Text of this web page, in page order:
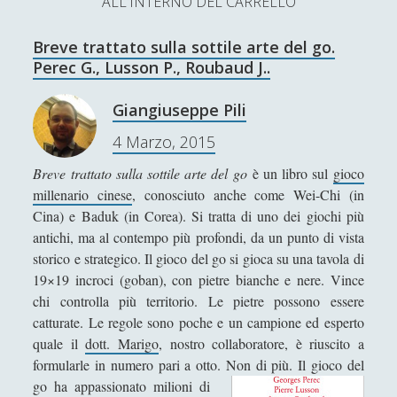
Contatti & Collabora!
La nostra storia
t
w
i
t
t
e
r
f
a
c
e
b
o
o
k
y
o
u
t
u
b
e
CERCA
e
a
c
h
SUPPORT US
Se apprezzi il nostro lavoro, puoi effettuare una
donazione tramite PayPal!
Contenuti
► Antologia(4)
Breve trattato sulla sottile arte del go.
Perec G., Lusson P., Roubaud J..
Giangiuseppe Pili
4 Marzo, 2015
Breve trattato sulla sottile arte del go è un libro sul gioco
millenario cinese, conosciuto anche come Wei-Chi (in
Cina) e Baduk (in Corea). Si tratta di uno dei giochi più
antichi, ma al contempo più profondi, da un punto di vista
storico e strategico. Il gioco del go si gioca su una tavola di
19×19 incroci (goban), con pietre bianche e nere. Vince
chi controlla più territorio. Le pietre possono essere
catturate. Le regole sono poche e un campione ed esperto
quale ildott. Marigo, nostro collaboratore, è riuscito a
formularle in numero pari a otto. Non di più. Il gioco del
go ha appassionato milioni di